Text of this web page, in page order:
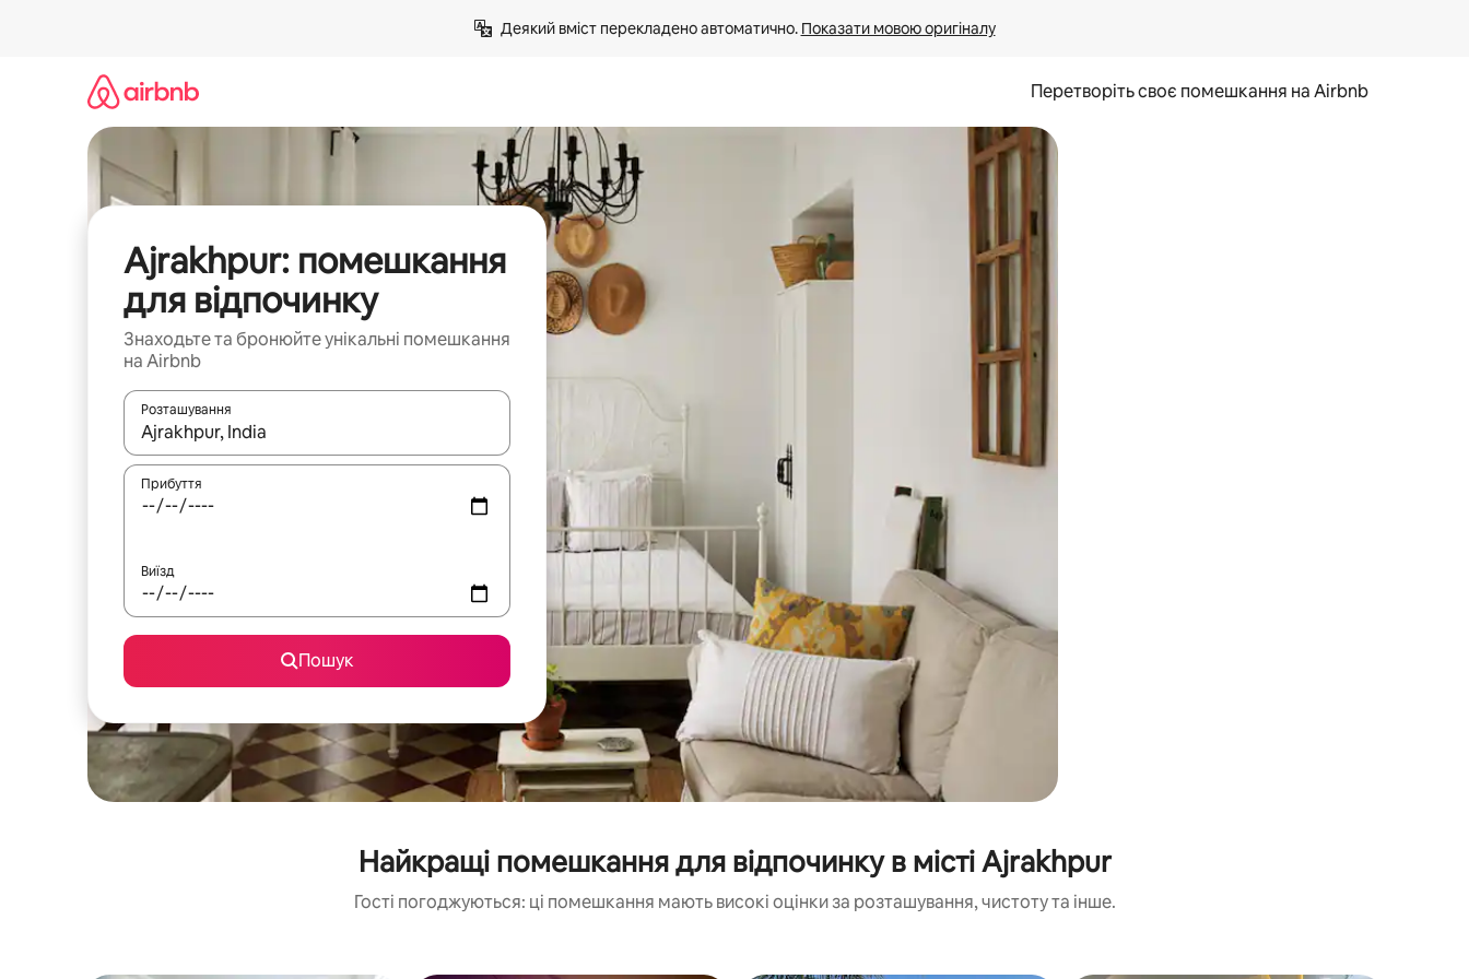
Деякий вміст перекладено автоматично. Показати мовою оригіналу
Перетворіть своє помешкання на Airbnb
Ajrakhpur: помешкання
для відпочинку
Знаходьте та бронюйте унікальні помешкання
на Airbnb
Розташування
Отримавши результати пошуку, використовуйте для навігації сторінкою клавіші зі стрілками вгору та вниз або жести дотику та гортання.
Прибуття
Виїзд
Пошук
Найкращі помешкання для відпочинку в місті Ajrakhpur
Гості погоджуються: ці помешкання мають високі оцінки за розташування, чистоту та інше.